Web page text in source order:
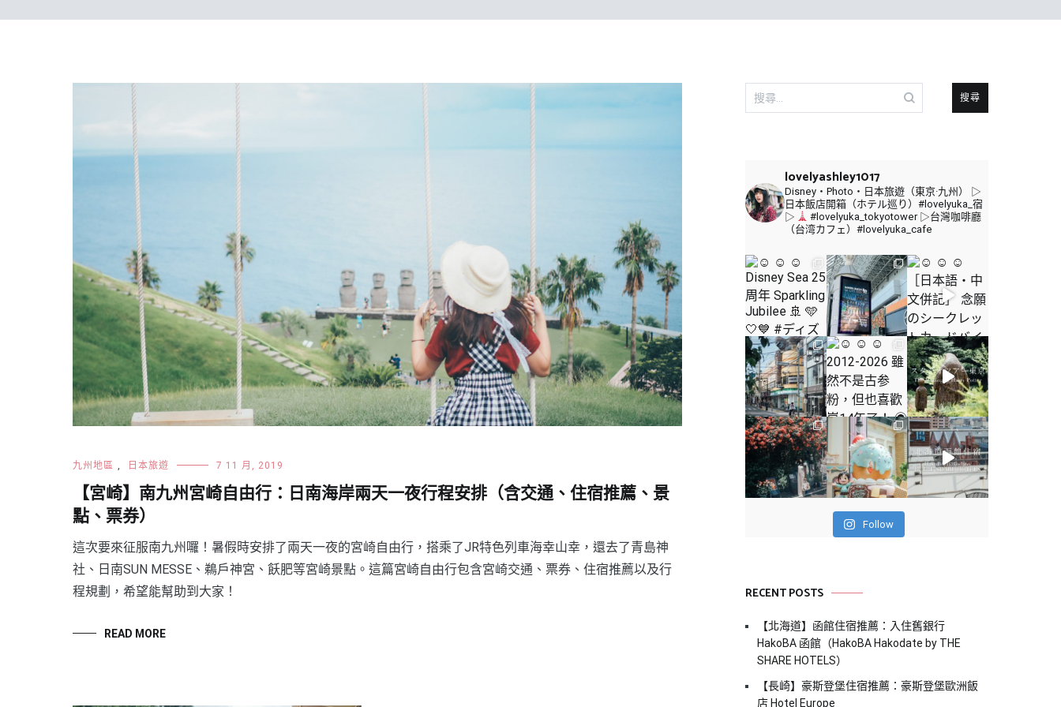
九州地區 日本旅遊 7 11 月, 2019
【宮崎】南九州宮崎自由行：日南海岸兩天一夜行程安排（含交通、住宿推薦、景
點、票券）
這次要來征服南九州囉！暑假時安排了兩天一夜的宮崎自由行，搭乘了JR特色列車海幸山幸，還去了青島神
社、日南SUN MESSE、鵜戶神宮、飫肥等宮崎景點。這篇宮崎自由行包含宮崎交通、票券、住宿推薦以及行
程規劃，希望能幫助到大家！
READ MORE
搜
尋
lovelyashley1017
Disney・Photo・日本旅遊（東京·九州）
▷
日本飯店開箱（ホテル巡り）#lovelyuka_宿
▷
#lovelyuka_tokyotower▷台灣咖啡廳
（台湾カフェ）#lovelyuka_cafe
Follow
RECENT POSTS
【北海道】函館住宿推薦：入住舊銀行
HakoBA 函館（HakoBA Hakodate by THE
SHARE HOTELS）
【長崎】豪斯登堡住宿推薦：豪斯登堡歐洲飯
店 Hotel Europe